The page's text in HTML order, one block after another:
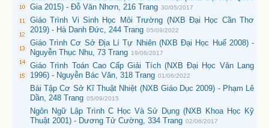
Gia 2015) - Đỗ Văn Nhơn, 216 Trang 30/05/2017
Giáo Trình Vi Sinh Học Môi Trường (NXB Đại Học Cần Thơ
2019) - Hà Danh Đức, 244 Trang 05/09/2022
Giáo Trình Cơ Sở Địa Lí Tự Nhiên (NXB Đại Học Huế 2008) -
Nguyễn Thục Nhu, 73 Trang 19/06/2017
Giáo Trình Toán Cao Cấp Giải Tích (NXB Đại Học Văn Lang
1996) - Nguyễn Bác Văn, 318 Trang 01/06/2022
Bài Tập Cơ Sở Kĩ Thuật Nhiệt (NXB Giáo Dục 2009) - Phạm Lê
Dần, 248 Trang 05/09/2015
Ngôn Ngữ Lập Trình C Học Và Sử Dụng (NXB Khoa Học Kỹ
Thuật 2001) - Dương Tử Cường, 334 Trang 02/06/2017